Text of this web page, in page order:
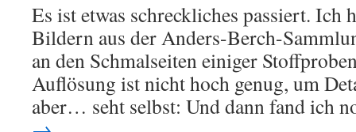
Es ist etwas schreckliches passiert. Ich
Bildern aus der Anders-Berch-
an den Schmalseiten einiger
Auflösung ist nicht hoch genug, um
aber… seht selbst: Und dann fand ich